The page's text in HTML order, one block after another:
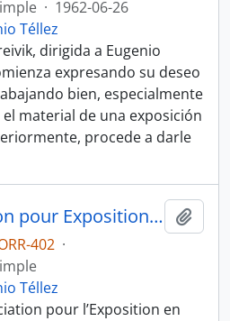
· 1962-06-26
Téllez
dirigida a Eugenio
expresando su deseo
bien, especialmente
material de una exposición
procede a darle
Carta de Assocition pour Exposition en hommage á Salvador Allende.
402 ·
Téllez
pour l’Exposition en